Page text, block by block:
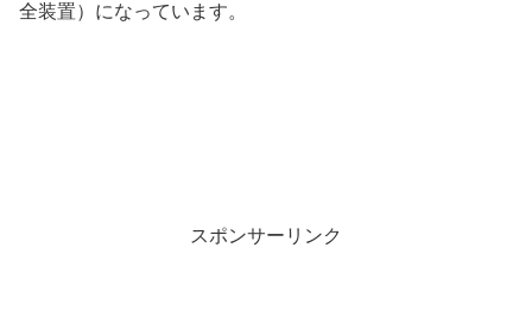
全装置）になっています。
スポンサーリンク